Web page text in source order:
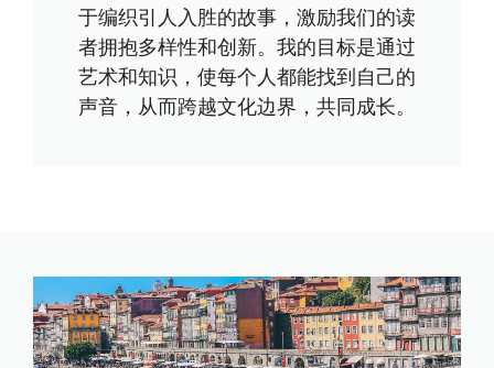
于编织引人入胜的故事，激励我们的读
者拥抱多样性和创新。我的目标是通过
艺术和知识，使每个人都能找到自己的
声音，从而跨越文化边界，共同成长。